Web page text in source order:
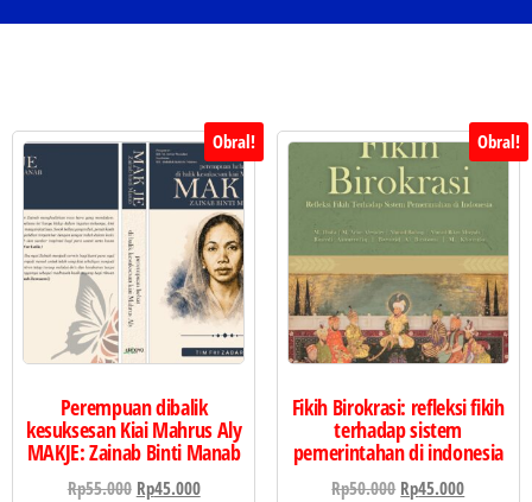
Obral!
Perempuan dibalik
kesuksesan Kiai Mahrus Aly
MAKJE: Zainab Binti Manab
Rp55.000 Rp45.000
Obral!
Fikih Birokrasi: refleksi fikih
terhadap sistem
pemerintahan di indonesia
Rp50.000 Rp45.000